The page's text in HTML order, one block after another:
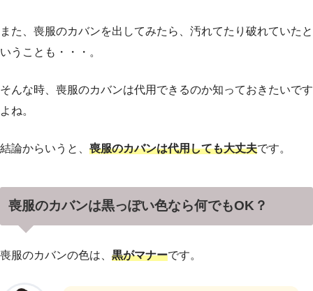
また、喪服のカバンを出してみたら、汚れてたり破れていたと
いうことも・・・。
そんな時、喪服のカバンは代用できるのか知っておきたいです
よね。
結論からいうと、 喪服のカバンは代用しても大丈夫です。
喪服のカバンは黒っぽい色なら何でもOK？
喪服のカバンの色は、 黒がマナーです。